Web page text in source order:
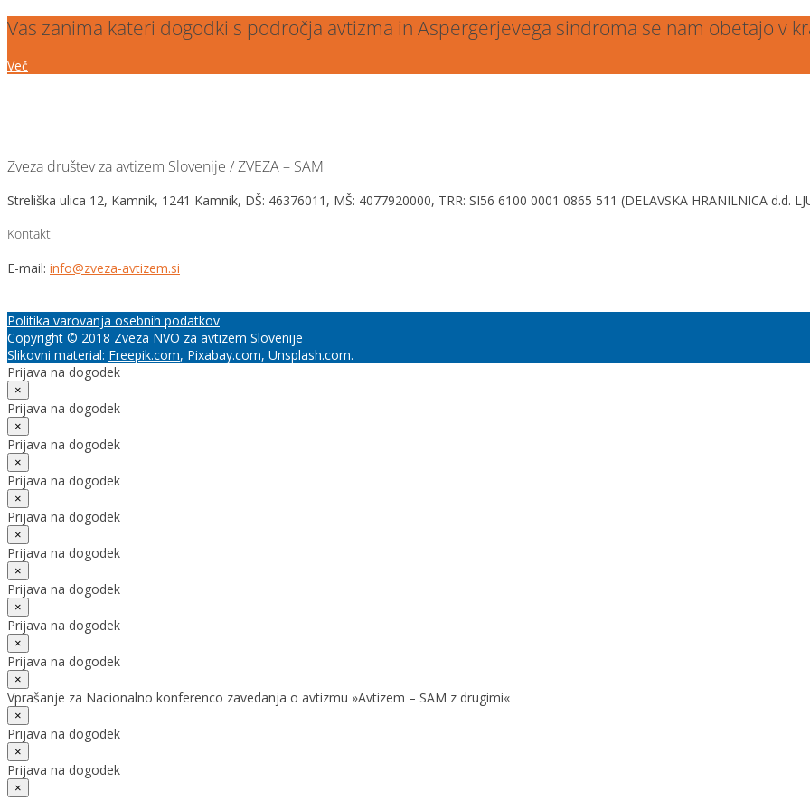
Vas zanima kateri dogodki s področja avtizma in Aspergerjevega sindroma se nam obetajo v
Več
Zveza društev za avtizem Slovenije / ZVEZA – SAM
Streliška ulica 12, Kamnik, 1241 Kamnik, DŠ: 46376011, MŠ: 4077920000, TRR: SI56 6100 0001 0865 511 (DELAVSKA HRANILNICA d.d.
Kontakt
E-mail: info@zveza-avtizem.si
Politika varovanja osebnih podatkov
Copyright © 2018 Zveza NVO za avtizem Slovenije
Slikovni material: Freepik.com, Pixabay.com, Unsplash.com.
Prijava na dogodek
×
Prijava na dogodek
×
Prijava na dogodek
×
Prijava na dogodek
×
Prijava na dogodek
×
Prijava na dogodek
×
Prijava na dogodek
×
Prijava na dogodek
×
Prijava na dogodek
×
Vprašanje za Nacionalno konferenco zavedanja o avtizmu »Avtizem – SAM z drugimi«
×
Prijava na dogodek
×
Prijava na dogodek
×